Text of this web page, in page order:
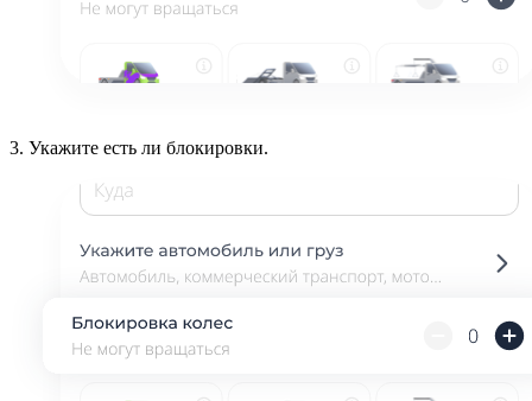
3. Укажите есть ли блокировки.